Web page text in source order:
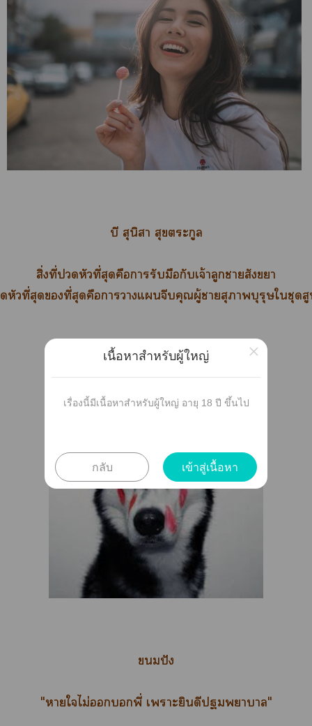
บี สุนิา สุขตระกูล
สิ่งที่หัวที่สุดคือารับมือกับเจ้าลูกาสังขยา
หัวที่สุดที่สุดคือาาแจีบคุณผู้าสุภาพบุรุษใชุด
ปัง
"าใไม่พี่ เาะยินดีาา"
เนื้อหาสำหรับผู้ใหญ่
เรื่องนี้มีเนื้อหาสำหรับผู้ใหญ่ อายุ 18 ปี ขึ้นไป
กลับ เข้าสู่เนื้อหา
×